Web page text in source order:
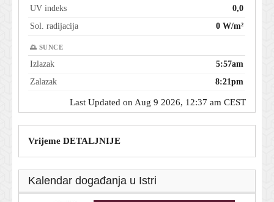
UV indeks
0,0
Sol. radijacija
0 W/m²
🌅 SUNCE
Izlazak
5:57am
Zalazak
8:21pm
Last Updated on Aug 9 2026, 12:37 am CEST
Vrijeme DETALJNIJE
Kalendar događanja u Istri